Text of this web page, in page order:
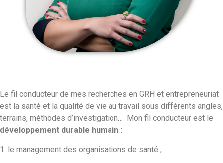
Le fil conducteur de mes recherches en GRH et entrepreneuriat
est la santé et la qualité de vie au travail sous différents angles,
terrains, méthodes d’investigation… Mon fil conducteur est le
développement durable humain :
1. le management des organisations de santé ;